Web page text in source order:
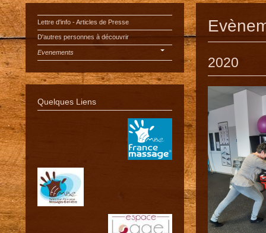
2020
Lettre d'info - Articles de Presse
D'autres personnes à découvrir
Evenements
Quelques Liens